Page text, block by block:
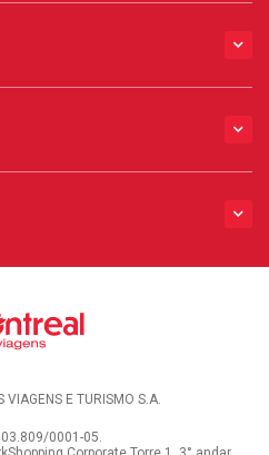
VIAGENS E TURISMO S.A.
0001-05.